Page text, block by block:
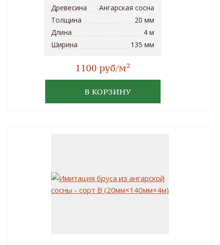
Древесина
Ангарская сосна
Толщина
20 мм
Длина
4 м
Ширина
135 мм
1100 руб/м2
В КОРЗИНУ